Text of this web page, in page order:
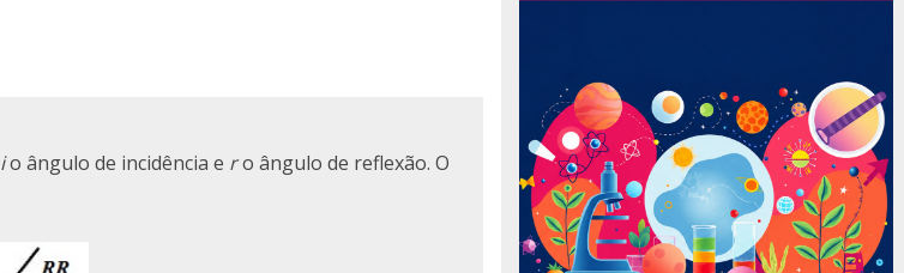
io ângulo de incidência e ro ângulo de reflexão. O